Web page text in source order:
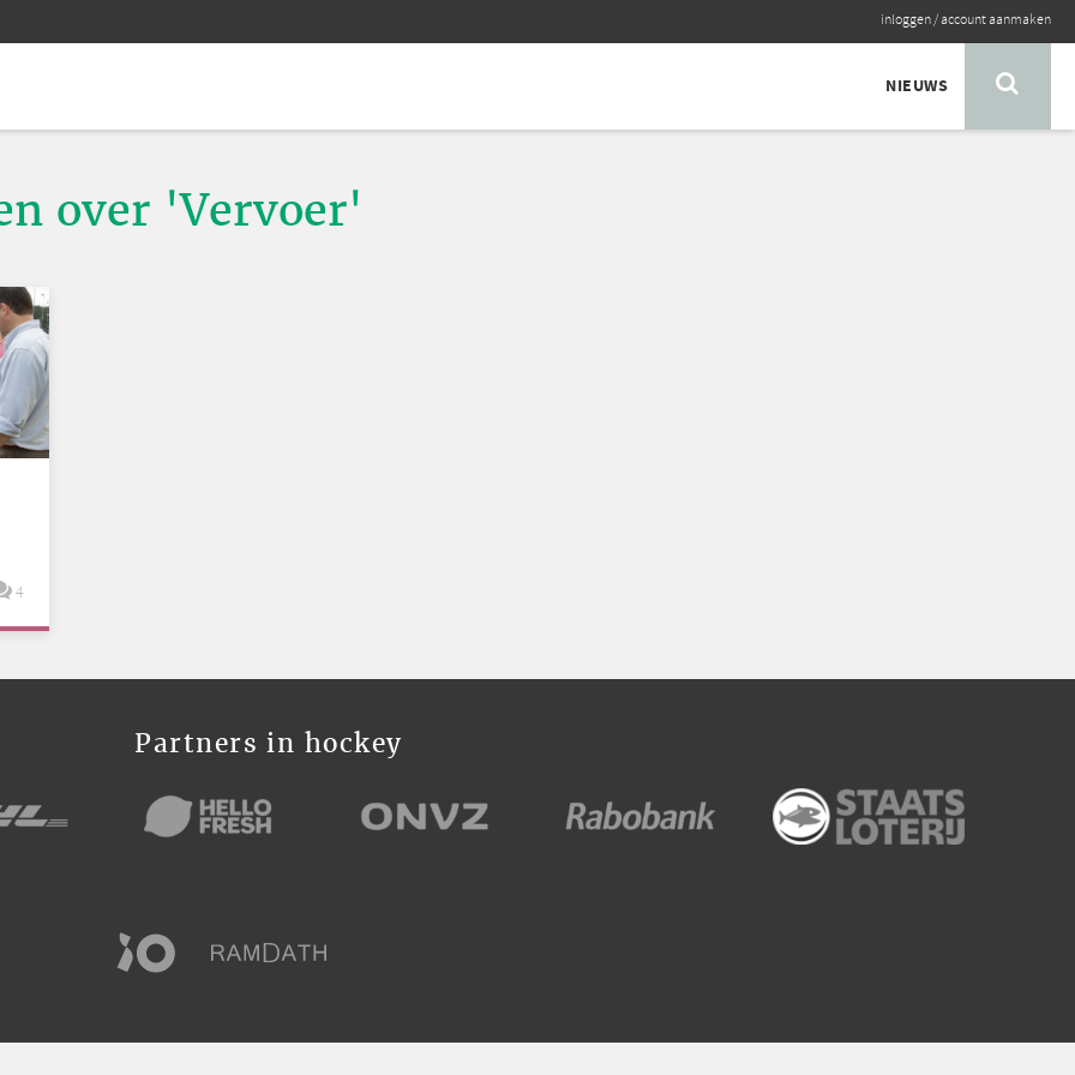
inloggen/account aanmaken
NIEUWS
over 'Vervoer'
4
Partners in hockey